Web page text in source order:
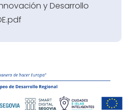
y Desarrollo